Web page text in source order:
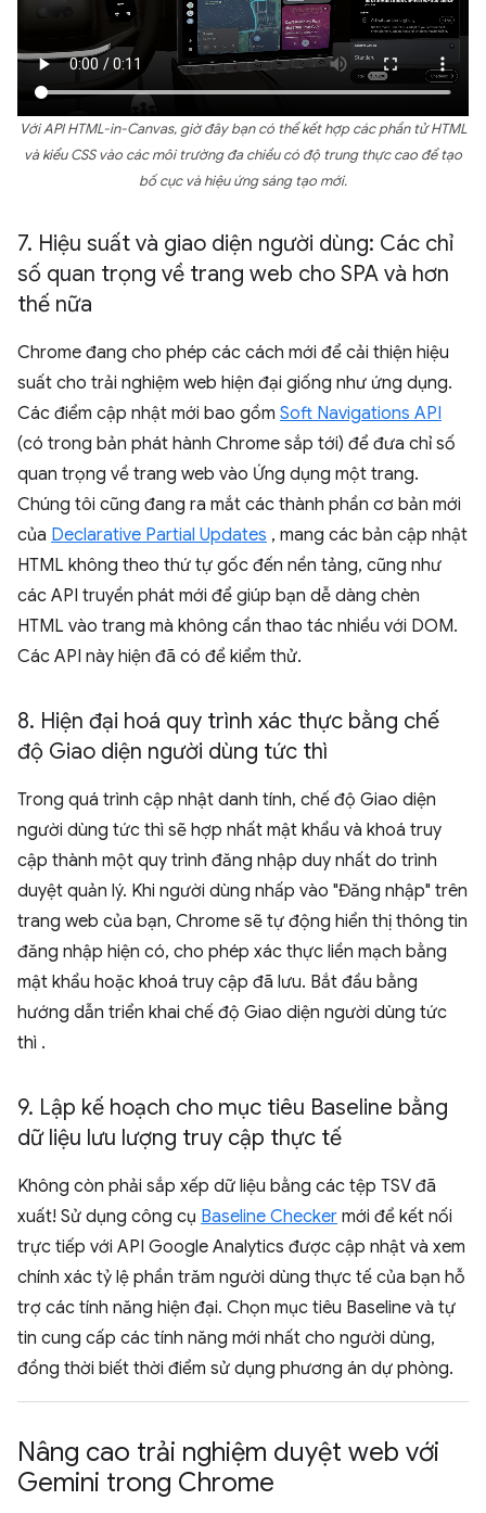
Với API HTML-in-Canvas, giờ đây bạn có thể kết hợp các phần tử HTML
và kiểu CSS vào các môi trường đa chiều có độ trung thực cao để tạo
bố cục và hiệu ứng sáng tạo mới.
7. Hiệu suất và giao diện người dùng: Các chỉ
số quan trọng về trang web cho SPA và hơn
thế nữa
Chrome đang cho phép các cách mới để cải thiện hiệu
suất cho trải nghiệm web hiện đại giống như ứng dụng.
Các điểm cập nhật mới bao gồm Soft Navigations API
(có trong bản phát hành Chrome sắp tới) để đưa chỉ số
quan trọng về trang web vào Ứng dụng một trang.
Chúng tôi cũng đang ra mắt các thành phần cơ bản mới
của Declarative Partial Updates , mang các bản cập nhật
HTML không theo thứ tự gốc đến nền tảng, cũng như
các API truyền phát mới để giúp bạn dễ dàng chèn
HTML vào trang mà không cần thao tác nhiều với DOM.
Các API này hiện đã có để kiểm thử.
8. Hiện đại hoá quy trình xác thực bằng chế
độ Giao diện người dùng tức thì
Trong quá trình cập nhật danh tính, chế độ Giao diện
người dùng tức thì sẽ hợp nhất mật khẩu và khoá truy
cập thành một quy trình đăng nhập duy nhất do trình
duyệt quản lý. Khi người dùng nhấp vào "Đăng nhập" trên
trang web của bạn, Chrome sẽ tự động hiển thị thông tin
đăng nhập hiện có, cho phép xác thực liền mạch bằng
mật khẩu hoặc khoá truy cập đã lưu. Bắt đầu bằng
hướng dẫn triển khai chế độ Giao diện người dùng tức
thì .
9. Lập kế hoạch cho mục tiêu Baseline bằng
dữ liệu lưu lượng truy cập thực tế
Không còn phải sắp xếp dữ liệu bằng các tệp TSV đã
xuất! Sử dụng công cụ Baseline Checker mới để kết nối
trực tiếp với API Google Analytics được cập nhật và xem
chính xác tỷ lệ phần trăm người dùng thực tế của bạn hỗ
trợ các tính năng hiện đại. Chọn mục tiêu Baseline và tự
tin cung cấp các tính năng mới nhất cho người dùng,
đồng thời biết thời điểm sử dụng phương án dự phòng.
Nâng cao trải nghiệm duyệt web với
Gemini trong Chrome